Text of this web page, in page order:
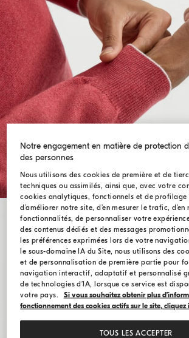
Notre engagement en matière de protection
des personnes
Nous utilisons des cookies de première et de
techniques ou assimilés, ainsi que, avec votre
cookies analytiques, fonctionnels et de profilage
d’améliorer notre site, d’en mesurer le trafic, d’en
fonctionnalités, de personnaliser votre
des contenus dédiés et des messages
les préférences exprimées lors de votre
le sous-domaine IA du Site, nous utilisons des
et de personnalisation de première partie pour
navigation interactif, adaptatif et personnalisé
de technologies d’IA, lorsque ce service est
votre pays.
Si vous souhaitez obtenir plus
fonctionnement des cookies actifs sur le site, cliquez
TOUS LES ACCEPTER